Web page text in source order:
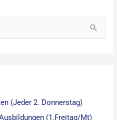
(Jeder 2. Donnerstag)
(1.Freitag/Mt)